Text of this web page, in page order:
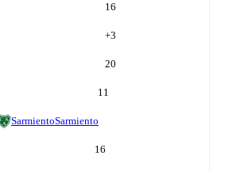
16
+3
20
11
SarmientoSarmiento
16